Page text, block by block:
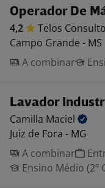
Operador De
4,2 Telos
Campo Grande - MS
A combinar
Lavador
Camilla Maciel
Juiz de Fora - MG
A combinar
Ensino Médio (2º